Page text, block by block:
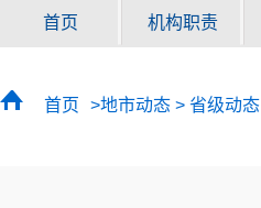
首页 机构职责
首页 >地市动态 > 省级动态